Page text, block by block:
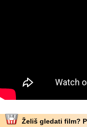
Želiš gledati film?